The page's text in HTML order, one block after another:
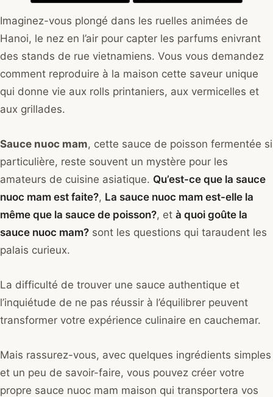
Imaginez-vous plongé dans les ruelles animées de
Hanoi, le nez en l’air pour capter les parfums enivrant
des stands de rue vietnamiens. Vous vous demandez
comment reproduire à la maison cette saveur unique
qui donne vie aux rolls printaniers, aux vermicelles et
aux grillades.
Sauce nuoc mam, cette sauce de poisson fermentée si
particulière, reste souvent un mystère pour les
amateurs de cuisine asiatique. Qu’est-ce que la sauce
nuoc mam est faite?, La sauce nuoc mam est-elle la
même que la sauce de poisson?, et à quoi goûte la
sauce nuoc mam? sont les questions qui taraudent les
palais curieux.
La difficulté de trouver une sauce authentique et
l’inquiétude de ne pas réussir à l’équilibrer peuvent
transformer votre expérience culinaire en cauchemar.
Mais rassurez-vous, avec quelques ingrédients simples
et un peu de savoir-faire, vous pouvez créer votre
propre sauce nuoc mam maison qui transportera vos